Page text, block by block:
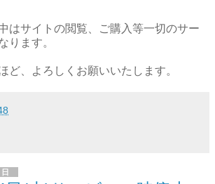
はサイトの閲覧、ご購入等一切のサー
ります。
ど、よろしくお願いいたします。